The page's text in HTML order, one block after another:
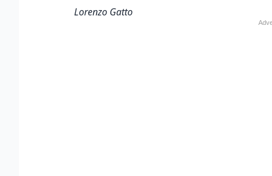
Lorenzo Gatto